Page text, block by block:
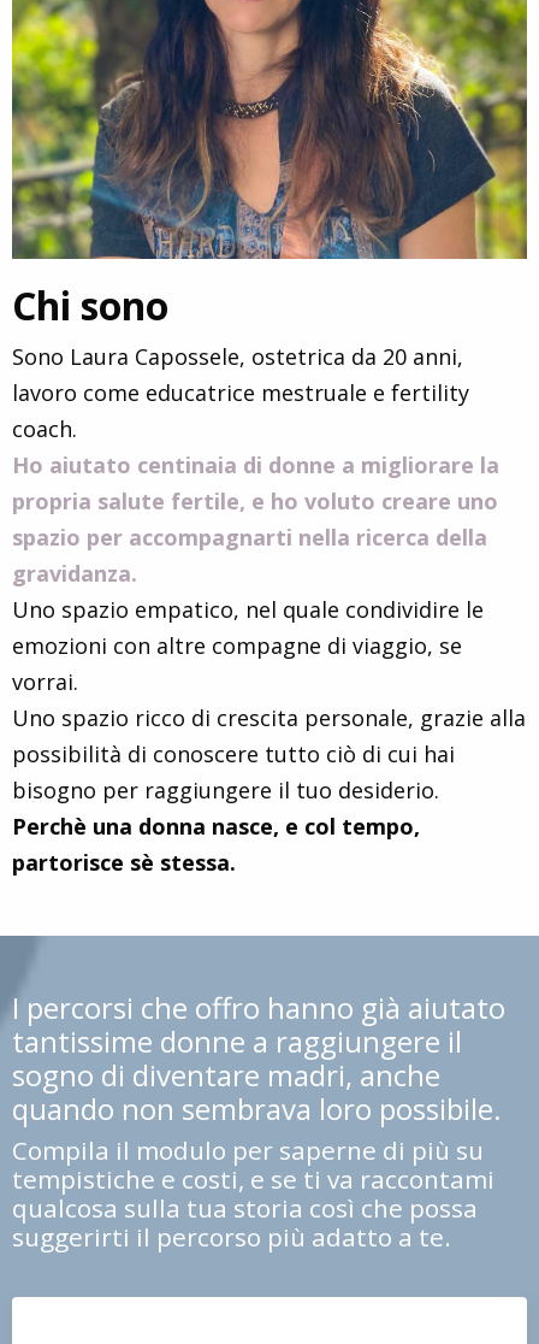
Chi sono
Sono Laura Capossele, ostetrica da 20 anni,
lavoro come educatrice mestruale e fertility
coach.
Ho aiutato centinaia di donne a migliorare la
propria salute fertile, e ho voluto creare uno
spazio per accompagnarti nella ricerca della
gravidanza.
Uno spazio empatico, nel quale condividire le
emozioni con altre compagne di viaggio, se
vorrai.
Uno spazio ricco di crescita personale, grazie alla
possibilità di conoscere tutto ciò di cui hai
bisogno per raggiungere il tuo desiderio.
Perchè una donna nasce, e col tempo,
partorisce sè stessa.
I percorsi che offro hanno già aiutato
tantissime donne a raggiungere il
sogno di diventare madri, anche
quando non sembrava loro possibile.
Compila il modulo per saperne di più su
tempistiche e costi, e se ti va raccontami
qualcosa sulla tua storia così che possa
suggerirti il percorso più adatto a te.